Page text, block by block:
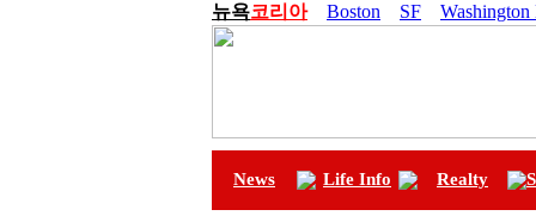
뉴욕코리아 Boston SF
News Life Info Realty